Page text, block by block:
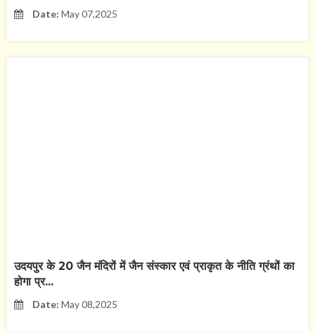
Date: May 07,2025
उदयपुर के 20 जैन मंदिरों में जैन संस्कार एवं प्राकृत के नीति ग्रंथों का
होगा प्र...
Date: May 08,2025